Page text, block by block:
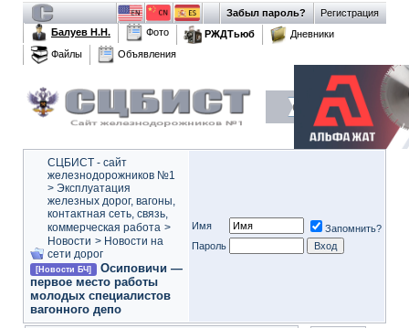
Регистрация
Забыл пароль?
Балуев Н.Н.
Фото РЖДТьюб
Дневники
Файлы
Объявления
СЦБИСТ - сайт
железнодорожников №1
> Эксплуатация
железных дорог, вагоны,
контактная сеть, связь,
коммерческая работа >
Новости > Новости на
сети дорог
[Новости БЧ]
Осиповичи —
первое место работы
молодых специалистов
вагонного депо
Имя
Запомнить?
Пароль